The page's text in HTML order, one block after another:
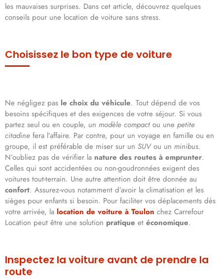
les mauvaises surprises. Dans cet article, découvrez quelques
conseils pour une location de voiture sans stress.
Choisissez le bon type de voiture
Ne négligez pas le choix du véhicule. Tout dépend de vos
besoins spécifiques et des exigences de votre séjour. Si vous
partez seul ou en couple, un modèle compact ou une petite
citadine fera l’affaire. Par contre, pour un voyage en famille ou en
groupe, il est préférable de miser sur un SUVou un minibus.
N’oubliez pas de vérifier la nature des routes à emprunter.
Celles qui sont accidentées ou non-goudronnées exigent des
voitures tout-terrain. Une autre attention doit être donnée au
confort. Assurez-vous notamment d’avoir la climatisation et les
sièges pour enfants si besoin. Pour faciliter vos déplacements dès
votre arrivée, la location de voiture à Toulon chez Carrefour
Location peut être une solution pratique et économique.
Inspectez la voiture avant de prendre la
route